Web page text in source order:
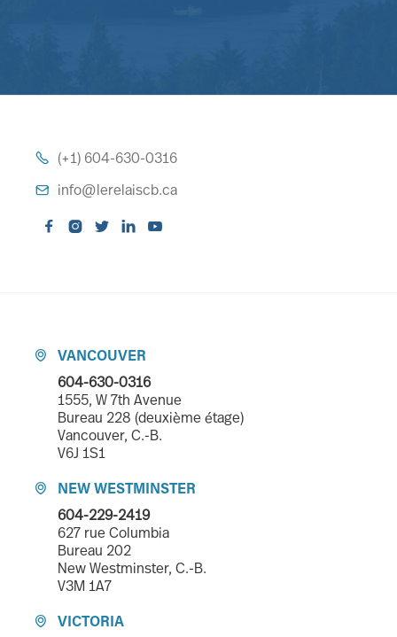
 (+1) 604-630-0316
 info@lerelaiscb.ca
    

VANCOUVER
604-630-0316
1555, W 7th Avenue
Bureau 228 (deuxième étage)
Vancouver, C.-B.
V6J 1S1

NEW WESTMINSTER
604-229-2419
627 rue Columbia
Bureau 202
New Westminster, C.-B.
V3M 1A7

VICTORIA